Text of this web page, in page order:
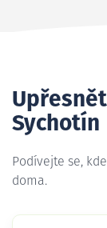
Sychotín
Podívejte se,
doma.